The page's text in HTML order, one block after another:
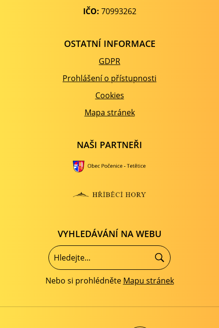
IČO: 70993262
OSTATNÍ INFORMACE
GDPR
Prohlášení o přístupnosti
Cookies
Mapa stránek
NAŠI PARTNEŘI
VYHLEDÁVÁNÍ NA WEBU
Nebo si prohlédněte Mapu stránek